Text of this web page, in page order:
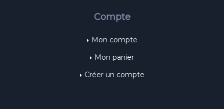
Compte
Mon compte
Mon panier
Créer un compte